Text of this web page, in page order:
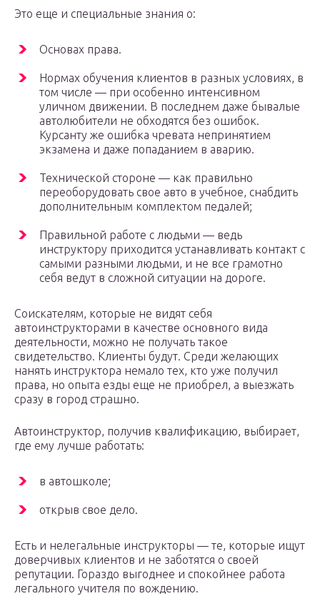
Это еще и специальные знания о:
Основах права.
Нормах обучения клиентов в разных условиях, в
том числе — при особенно интенсивном
уличном движении. В последнем даже бывалые
автолюбители не обходятся без ошибок.
Курсанту же ошибка чревата непринятием
экзамена и даже попаданием в аварию.
Технической стороне — как правильно
переоборудовать свое авто в учебное, снабдить
дополнительным комплектом педалей;
Правильной работе с людьми — ведь
инструктору приходится устанавливать контакт с
самыми разными людьми, и не все грамотно
себя ведут в сложной ситуации на дороге.
Соискателям, которые не видят себя
автоинструкторами в качестве основного вида
деятельности, можно не получать такое
свидетельство. Клиенты будут. Среди желающих
нанять инструктора немало тех, кто уже получил
права, но опыта езды еще не приобрел, а выезжать
сразу в город страшно.
Автоинструктор, получив квалификацию, выбирает,
где ему лучше работать:
в автошколе;
открыв свое дело.
Есть и нелегальные инструкторы — те, которые ищут
доверчивых клиентов и не заботятся о своей
репутации. Гораздо выгоднее и спокойнее работа
легального учителя по вождению.